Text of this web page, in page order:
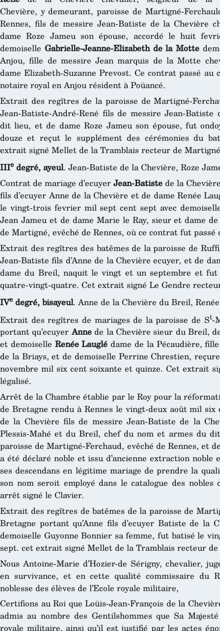
Chevière, y demeurant, paroisse de Martigné-
Rennes, fils de messire Jean-Batiste de la Chevière
dame Roze Jameu son épouse, accordé le huit
demoiselle Gabrielle-Jeanne-Elizabeth de la Motte
Anjou, fille de messire Jean marquis de la Motte
dame Elizabeth-Suzanne Prevost. Ce contrat passé au
notaire royal en Anjou résident à Poüancé.
Extrait des regîtres de la paroisse de Martigné-
Jean-Batiste-André-René fils de messire Jean-
dit lieu, et de dame Roze Jameu son épouse, fut
douze et reçut le supplément des cérémonies du
extrait signé Mellet de la Tramblais recteur de
IIIe degré, ayeul. Jean-Batiste de la Chevière, Roze
Contrat de mariage d’ecuyer Jean-Batiste de la
fils d’ecuyer Anne de la Chevière et de dame Renée
le vingt-trois fevrier mil sept cent sept avec
Jean Jameu et de dame Marie le Ray, sieur et dame
de Martigné, evêché de Rennes, où ce contrat fut
Extrait des regîtres des batêmes de la paroisse de
Jean-Batiste fils d’Anne de la Chevière ecuyer, et de
dame du Breil, naquit le vingt et un septembre et
quatre-vingt-quatre. Cet extrait signé Le Gendre
IVe degré, bisayeul. Anne de la Chevière du Breil,
Extrait des regîtres de mariages de la paroisse de St-
portant qu’ecuyerAnnede la Chevière sieur du Breil,
et demoiselle Renée Lauglé dame de la Pécaudière,
de la Briays, et de demoiselle Perrine Chrestien,
novembre mil six cent soixante et quinze. Cet extrait
légalisé.
Arrêt de la Chambre établie par le Roy pour la
de Bretagne rendu à Rennes le vingt-deux août mil
de la Chevière fils de messire Jean-Batiste de la
Plessis-Mahé et du Breil, chef du nom et armes du
paroisse de Martigné-Ferchaud, evêché de Rennes, et
a été déclaré noble et issu d’ancienne extraction
ses descendans en légitime mariage de prendre la
son nom seroit employé dans le catalogue des nobles
arrêt signé le Clavier.
Extrait des regîtres de batêmes de la paroisse de
Bretagne portant qu’Anne fils d’ecuyer Batiste de la
demoiselle Guyonne Bonnier sa femme, fut batisé le
sept. cet extrait signé Mellet de la Tramblais recteur
Nous Antoine-Marie d’Hozier-de Sérigny, chevalier,
en survivance, et en cette qualité commissaire du
noblesse des élèves de l’Ecole royale militaire,
Certifions au Roi que Loüis-Jean-François de la
admis au nombre des Gentilshommes que Sa
royale militaire, ainsi qu’il est justifié par les actes